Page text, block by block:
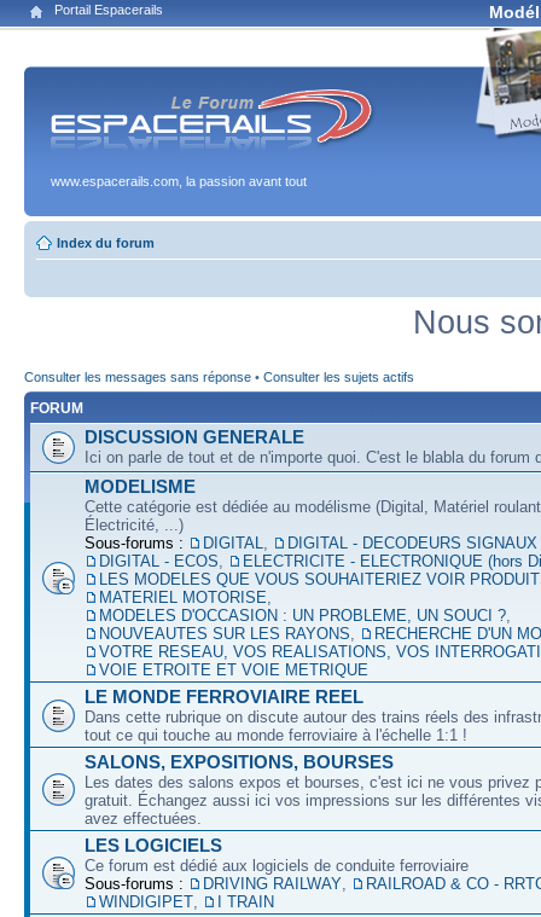
Portail Espacerails
www.espacerails.com, la passion avant tout
Index du forum
Nous
Consulter les messages sans réponse • Consulter les sujets actifs
FORUM
DISCUSSION GENERALE
Ici on parle de tout et de n'importe quoi. C'est le blabla du forum
MODELISME
Cette catégorie est dédiée au modélisme (Digital, Matériel
Électricité, ...)
Sous-forums :
DIGITAL,
DIGITAL - DECODEURS
DIGITAL - ECOS,
ELECTRICITE - ELECTRONIQUE (hors
LES MODELES QUE VOUS SOUHAITERIEZ VOIR
MATERIEL MOTORISE,
MODELES D'OCCASION : UN PROBLEME, UN SOUCI ?,
NOUVEAUTES SUR LES RAYONS,
RECHERCHE D'UN
VOTRE RESEAU, VOS REALISATIONS, VOS
VOIE ETROITE ET VOIE METRIQUE
LE MONDE FERROVIAIRE REEL
Dans cette rubrique on discute autour des trains réels des
tout ce qui touche au monde ferroviaire à l'échelle 1:1 !
SALONS, EXPOSITIONS, BOURSES
Les dates des salons expos et bourses, c'est ici ne vous privez
gratuit. Échangez aussi ici vos impressions sur les différentes
avez effectuées.
LES LOGICIELS
Ce forum est dédié aux logiciels de conduite ferroviaire
Sous-forums :
DRIVING RAILWAY,
RAILROAD & CO -
WINDIGIPET, I TRAIN